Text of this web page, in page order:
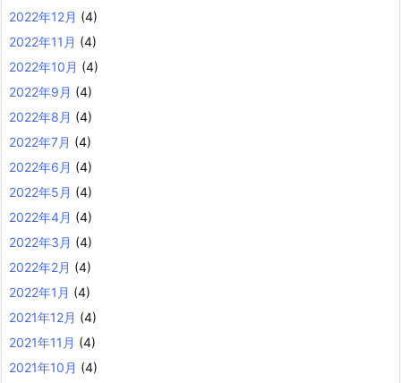
2022年12月 (4)
2022年11月 (4)
2022年10月 (4)
2022年9月 (4)
2022年8月 (4)
2022年7月 (4)
2022年6月 (4)
2022年5月 (4)
2022年4月 (4)
2022年3月 (4)
2022年2月 (4)
2022年1月 (4)
2021年12月 (4)
2021年11月 (4)
2021年10月 (4)